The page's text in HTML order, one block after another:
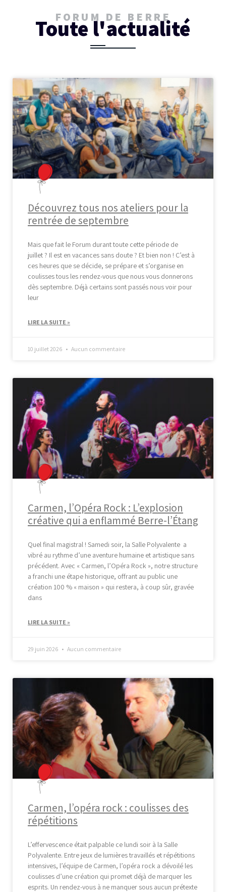
FORUM DE BERRE
Toute l'actualité
Découvrez tous nos ateliers pour la
rentrée de septembre
Mais que fait le Forum durant toute cette période de
juillet ? Il est en vacances sans doute ? Et bien non ! C’est à
ces heures que se décide, se prépare et s’organise en
coulisses tous les rendez-vous que nous vous donnerons
dès septembre. Déjà certains sont passés nous voir pour
leur
LIRE LA SUITE »
10 juillet 2026 Aucun commentaire
Carmen, l’Opéra Rock : L’explosion
créative qui a enflammé Berre-l’Étang
Quel final magistral ! Samedi soir, la Salle Polyvalente a
vibré au rythme d’une aventure humaine et artistique sans
précédent. Avec « Carmen, l’Opéra Rock », notre structure
a franchi une étape historique, offrant au public une
création 100 % « maison » qui restera, à coup sûr, gravée
dans
LIRE LA SUITE »
29 juin 2026 Aucun commentaire
Carmen, l’opéra rock : coulisses des
répétitions
L’effervescence était palpable ce lundi soir à la Salle
Polyvalente. Entre jeux de lumières travaillés et répétitions
intensives, l’équipe de Carmen, l’opéra rock a dévoilé les
coulisses d’une création qui promet déjà de marquer les
esprits. Un rendez-vous à ne manquer sous aucun prétexte